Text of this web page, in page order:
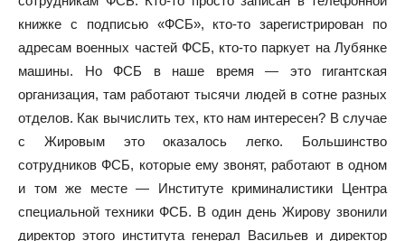
книжке с подписью «ФСБ», кто-то зарегистрирован по
адресам военных частей ФСБ, кто-то паркует на Лубянке
машины. Но ФСБ в наше время — это гигантская
организация, там работают тысячи людей в сотне разных
отделов. Как вычислить тех, кто нам интересен? В случае
с Жировым это оказалось легко. Большинство
сотрудников ФСБ, которые ему звонят, работают в одном
и том же месте — Институте криминалистики Центра
специальной техники ФСБ. В один день Жирову звонили
директор этого института генерал Васильев и директор